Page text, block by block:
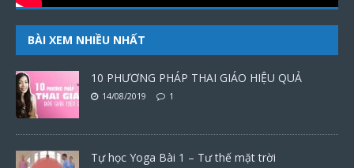
BÀI XEM NHIỀU NHẤT
10 PHƯƠNG PHÁP THAI GIÁO HIỆU QUẢ
14/08/2019 1
Tự học Yoga Bài 1 – Tư thế mặt trời